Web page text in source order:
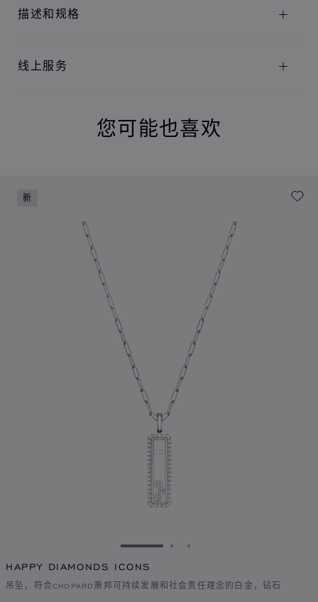
描述和规格
线上服务
您可能也喜欢
新
转到幻灯片 1转到幻灯片 2
转到幻灯片 3
HAPPY DIAMONDS ICONS
吊坠，符合CHOPARD萧邦可持续发展和社会责任理念的白金，钻石